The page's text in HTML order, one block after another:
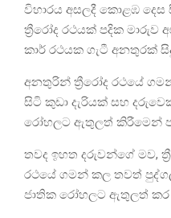
විහාරය අසලදී කොළඹ
ත්‍රීරෝද රථයක් පදික මාරුව
කාර් රථයක ගැටී අනතුරක්
අනතුරින් ත්‍රීරෝද රථයේ
සිටි කුඩා දැරියක් සහ
රෝහලට ඇතුලත් කිරීමෙන්
තවද ඉහත දරුවන්ගේ මව,
රථයේ ගමන් කල තවත්
ජාතික රෝහලට ඇතුලත්